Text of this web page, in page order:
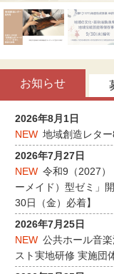
お知らせ
2026年8月1日
地域創造レタ
2026年7月27日
令和9（2027
ーメイド）型ゼミ」
30日（金）必着】
2026年7月25日
公共ホール音
スト実地研修 実施団